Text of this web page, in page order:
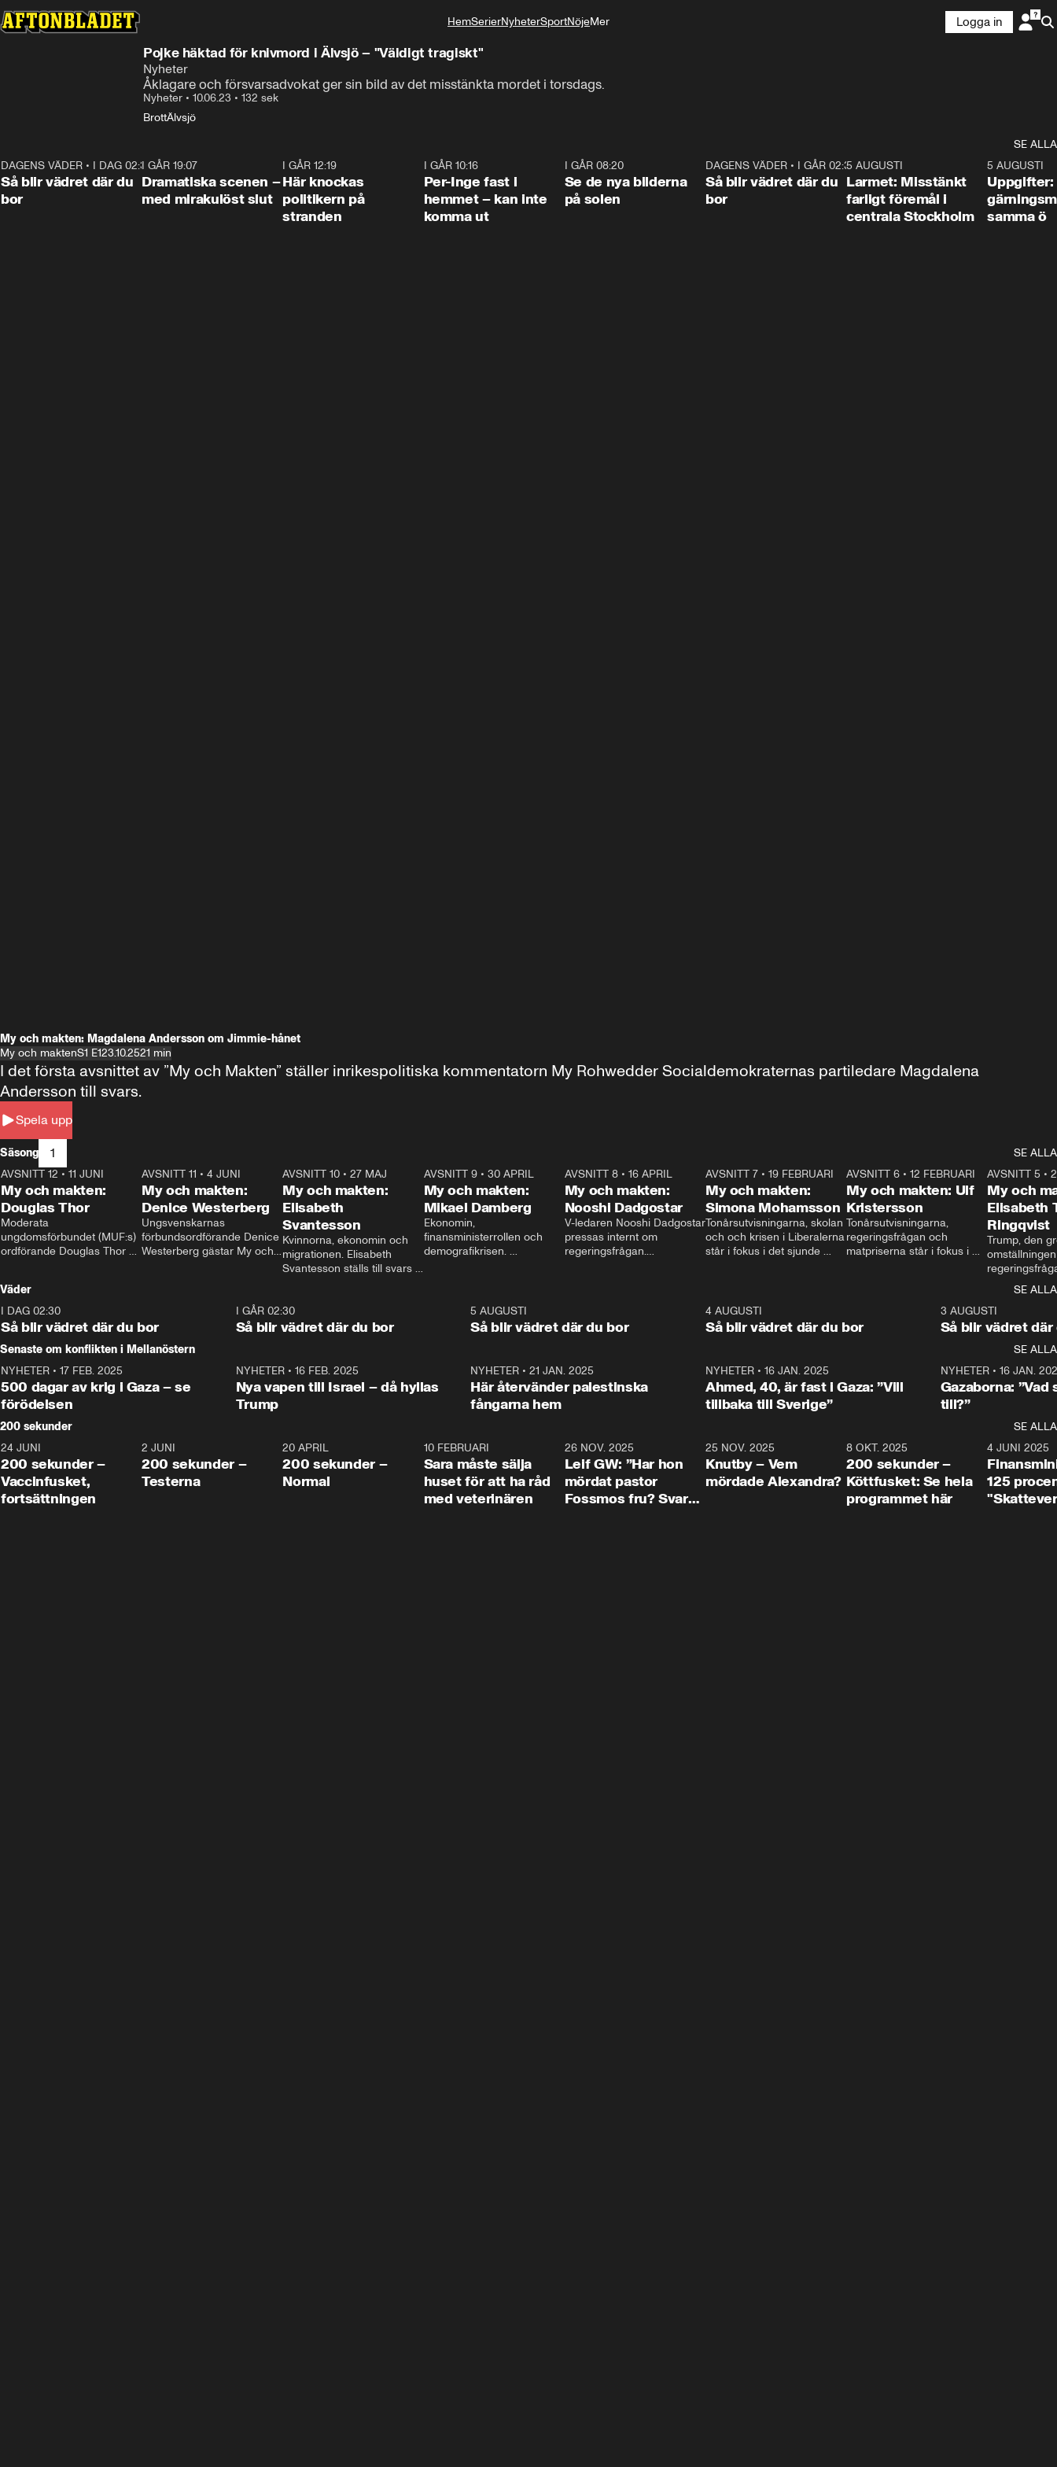
HemSerierNyheterSportNöjeMer
Logga in
Pojke häktad för knivmord i Älvsjö – "Väldigt tragiskt"
Nyheter
Åklagare och försvarsadvokat ger sin bild av det misstänkta mordet i torsdags.
Nyheter • 10.06.23 • 132 sek
BrottÄlvsjö
SE ALLA
1:06
DAGENS VÄDER • I DAG 02:30
Så blir vädret där du
bor
I GÅR 19:07
Dramatiska scenen –
med mirakulöst slut
I GÅR 12:19
Här knockas
politikern på
stranden
I GÅR 10:16
Per-Inge fast i
hemmet – kan inte
komma ut
I GÅR 08:20
Se de nya bilderna
på solen
1:06
DAGENS VÄDER• I GÅR 02:30
Så blir vädret där du
bor
0:35
5 AUGUSTI
Larmet: Misstänkt
farligt föremål i
centrala Stockholm
5 AUGUSTI
Uppgifter:
samma ö
My och makten: Magdalena Andersson om Jimmie-hånet
My och maktenS1 E123.10.2521 min
Spela upp
I det första avsnittet av ”My och Makten” ställer inrikespolitiska kommentatorn My Rohwedder Socialdemokraternas partiledare Magdalena
Andersson till svars.
Säsong 1
SE ALLA
26:27
AVSNITT 12 • 11 JUNI
My och makten:
Douglas Thor
Moderata
ungdomsförbundet (MUF:s)
ordförande Douglas Thor
tonårsutvisningarna och hur
Moderaterna ska locka
väljare till valet i höst.
23:40
AVSNITT 11 •4 JUNI
My och makten:
Denice Westerberg
Ungsvenskarnas
förbundsordförande Denice
Westerberg gästar My och
AVSNITT 10 •27 MAJ
My och makten:
Elisabeth
Svantesson
Kvinnorna, ekonomin och
migrationen. Elisabeth
Svantesson ställs till svars
AVSNITT 9• 30 APRIL
My och makten:
Mikael Damberg
Ekonomin,
finansministerrollen och
demografikrisen.
och Makten.
AVSNITT 8• 16 APRIL
My och makten:
Nooshi Dadgostar
V-ledaren Nooshi Dadgostar
pressas internt om
regeringsfrågan.
– Vi ställer upp i val. Ska vi
vara med så sitter vi förstås
24:30
AVSNITT 7• 19 FEBRUARI
My och makten:
Simona Mohamsson
Tonårsutvisningarna, skolan
och och krisen i Liberalerna
står i fokus i det sjunde
kommentator My
Rohwedder ställer
utbildnings- och
Mohamsson till svars.
27:30
AVSNITT 6 •12 FEBRUARI
My och makten: Ulf
Kristersson
Tonårsutvisningarna,
regeringsfrågan och
matpriserna står i fokus i
Rohwedder ställer
statsminister Ulf Kristersson
AVSNITT 5 •
My och
Elisabeth
Ringqvist
Trump, den
centrum i
avsnittet av
Makten”. Se
Aftonbladets
Rohwedder
Thand Ring
Väder
SE ALLA
I DAG 02:30
Så blir vädret där du bor
1:06
I GÅR 02:30
Så blir vädret där du bor
5 AUGUSTI
Så blir vädret där du bor
4 AUGUSTI
Så blir vädret där du bor
3 AUGUSTI
Så blir vädret där
Senaste om konflikten i Mellanöstern
SE ALLA
NYHETER • 17 FEB. 2025
500 dagar av krig i Gaza – se
förödelsen
NYHETER• 16 FEB. 2025
Nya vapen till Israel – då hyllas
Trump
NYHETER •21 JAN. 2025
Här återvänder palestinska
fångarna hem
NYHETER• 16 JAN. 2025
Ahmed, 40, är fast i Gaza: ”Vill
tillbaka till Sverige”
NYHETER• 16 JAN.
Gazaborna:
till?”
200 sekunder
SE ALLA
5:00
24 JUNI
200 sekunder –
Vaccinfusket,
fortsättningen
4:23
2 JUNI
200 sekunder –
Testerna
20 APRIL
200 sekunder –
Normal
10 FEBRUARI
Sara måste sälja
huset för att ha råd
med veterinären
26 NOV. 2025
Leif GW: ”Har hon
mördat pastor
Fossmos fru? Svar
31:05
25 NOV. 2025
Knutby – Vem
mördade Alexandra?
4:29
8 OKT. 2025
200 sekunder –
Köttfusket: Se hela
programmet här
4 JUNI 2025
125